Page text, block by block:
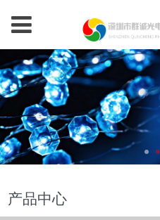
产品中心